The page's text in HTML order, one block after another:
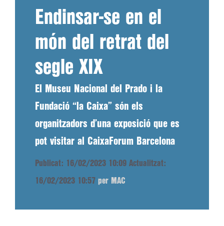
Endinsar-se en el
món del retrat del
segle XIX
El Museu Nacional del Prado i la
Fundació “la Caixa” són els
organitzadors d’una exposició que es
pot visitar al CaixaForum Barcelona
Publicat: 16/02/2023 10:09 Actualitzat:
16/02/2023 10:57 per MAC